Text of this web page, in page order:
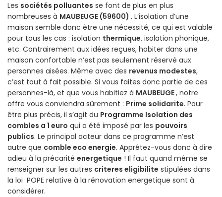
Les sociétés polluantes se font de plus en plus
nombreuses à MAUBEUGE (59600) . L’isolation d’une
maison semble donc être une nécessité, ce qui est valable
pour tous les cas : isolation thermique, isolation phonique,
etc. Contrairement aux idées reçues, habiter dans une
maison confortable n’est pas seulement réservé aux
personnes aisées. Même avec des revenus modestes,
c’est tout à fait possible. Si vous faites donc partie de ces
personnes-là, et que vous habitiez à MAUBEUGE, notre
offre vous conviendra sûrement : Prime solidarite. Pour
être plus précis, il s’agit du Programme Isolation des
combles a 1 euro qui a été imposé par les pouvoirs
publics. Le principal acteur dans ce programme n’est
autre que comble eco energie. Apprêtez-vous donc à dire
adieu à la précarité energetique ! Il faut quand même se
renseigner sur les autres criteres eligibilite stipulées dans
la loi POPE relative à la rénovation energetique sont à
considérer.